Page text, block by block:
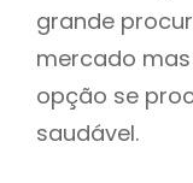
grande
mercado
opção se
saudável.